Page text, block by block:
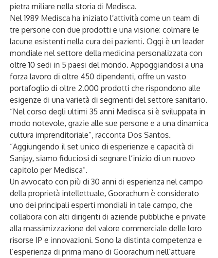
pietra miliare nella storia di Medisca.
Nel 1989 Medisca ha iniziato l’attività come un team di
tre persone con due prodotti e una visione: colmare le
lacune esistenti nella cura dei pazienti. Oggi è un leader
mondiale nel settore della medicina personalizzata con
oltre 10 sedi in 5 paesi del mondo. Appoggiandosi a una
forza lavoro di oltre 450 dipendenti, offre un vasto
portafoglio di oltre 2.000 prodotti che rispondono alle
esigenze di una varietà di segmenti del settore sanitario.
“Nel corso degli ultimi 35 anni Medisca si è sviluppata in
modo notevole, grazie alle sue persone e a una dinamica
cultura imprenditoriale”, racconta Dos Santos.
“Aggiungendo il set unico di esperienze e capacità di
Sanjay, siamo fiduciosi di segnare l’inizio di un nuovo
capitolo per Medisca”.
Un avvocato con più di 30 anni di esperienza nel campo
della proprietà intellettuale, Goorachurn è considerato
uno dei principali esperti mondiali in tale campo, che
collabora con alti dirigenti di aziende pubbliche e private
alla massimizzazione del valore commerciale delle loro
risorse IP e innovazioni. Sono la distinta competenza e
l’esperienza di prima mano di Goorachurn nell’attuare